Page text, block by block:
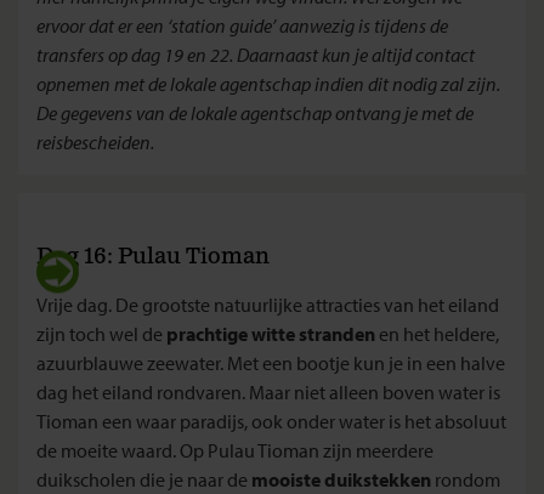
ervoor dat er een ‘station guide’ aanwezig is tijdens de
transfers op dag 19 en 22. Daarnaast kun je altijd contact
opnemen met de lokale agentschap indien dit nodig zal zijn.
De gegevens van de lokale agentschap ontvang je met de
reisbescheiden.
Dag 16: Pulau Tioman
Vrije dag. De grootste natuurlijke attracties van het eiland
zijn toch wel de prachtige witte stranden en het heldere,
azuurblauwe zeewater. Met een bootje kun je in een halve
dag het eiland rondvaren. Maar niet alleen boven water is
Tioman een waar paradijs, ook onder water is het absoluut
de moeite waard. Op Pulau Tioman zijn meerdere
duikscholen die je naar de mooiste duikstekken rondom